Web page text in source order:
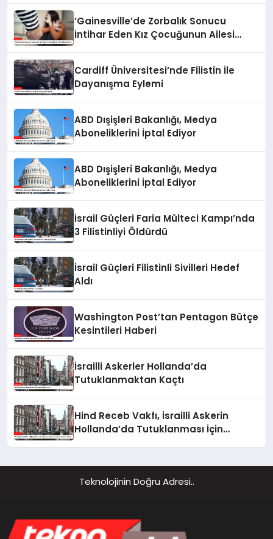
‘Gainesville’de Zorbalık Sonucu
İntihar Eden Kız Çocuğunun Ailesi
Cardiff Üniversitesi’nde Filistin İle
Dayanışma Eylemi
ABD Dışişleri Bakanlığı, Medya
Aboneliklerini İptal Ediyor
ABD Dışişleri Bakanlığı, Medya
Aboneliklerini İptal Ediyor
İsrail Güçleri Faria Mülteci Kampı’nda
3 Filistinliyi Öldürdü
İsrail Güçleri Filistinli Sivilleri Hedef
Aldı
Washington Post’tan Pentagon Bütçe
Kesintileri Haberi
İsrailli Askerler Hollanda’da
Tutuklanmaktan Kaçtı
Hind Receb Vakfı, İsrailli Askerin
Hollanda’da Tutuklanması İçin
Teknolojinin Doğru Adresi..